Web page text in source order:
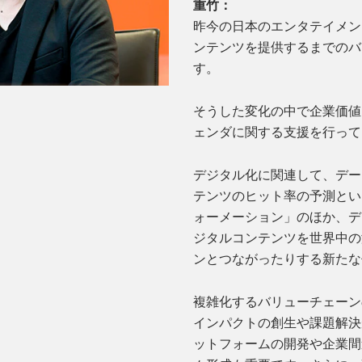
重竹：
昨今の日本のエンタテイメ
ンテンツを提供するまでの
す。
そうした変化の中で企業価
ェンダに関する支援を行っ
デジタル化に関連して、デ
テンツのヒット率の予測と
ォーメーション」のほか、
ジタルコンテンツを世界中
ンとつながったりする新た
複雑化するバリューチェー
インパクトの創生や課題解
ットフォームの開発や企業